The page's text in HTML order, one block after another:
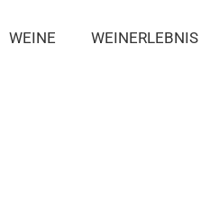
WEINE WEINERLEBNIS